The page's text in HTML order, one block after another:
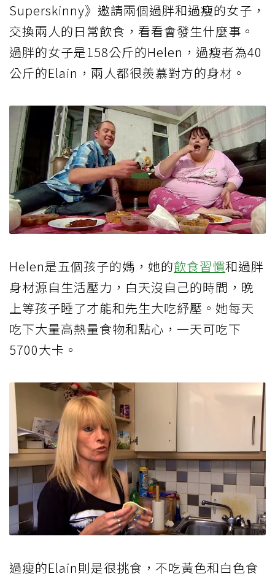
Superskinny》邀請兩個過胖和過瘦的女子，
交換兩人的日常飲食，看看會發生什麼事。
過胖的女子是158公斤的Helen，過瘦者為40
公斤的Elain，兩人都很羨慕對方的身材。
Helen是五個孩子的媽，她的飲食習慣和過胖
身材源自生活壓力，白天沒自己的時間，晚
上等孩子睡了才能和先生大吃紓壓。她每天
吃下大量高熱量食物和點心，一天可吃下
5700大卡。
過瘦的Elain則是很挑食，不吃黃色和白色食